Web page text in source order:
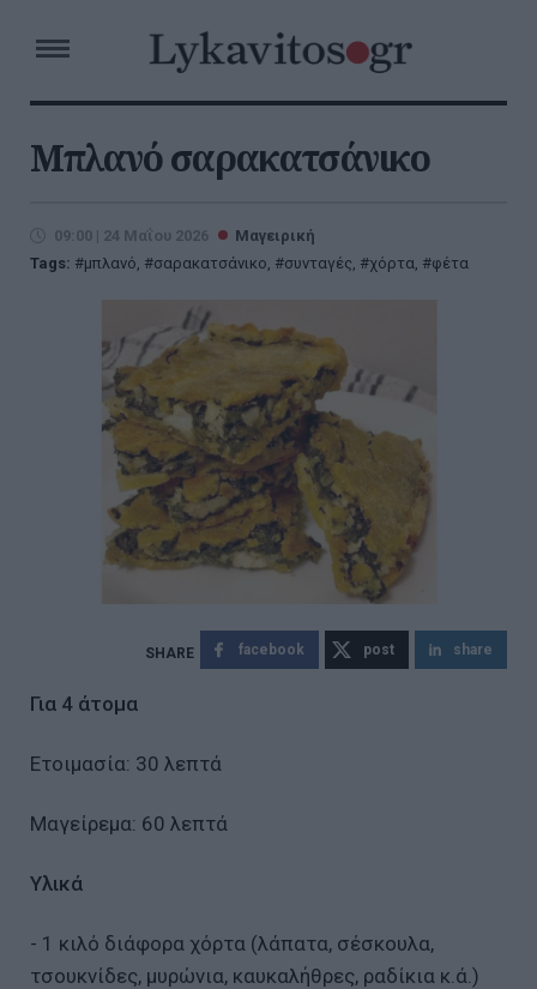
Μπλανό σαρακατσάνικο
09:00 | 24 Μαΐου 2026
Μαγειρική
Tags:
μπλανό, σαρακατσάνικο, συνταγές, χόρτα, φέτα
facebook post share
Για 4 άτομα
Ετοιμασία: 30 λεπτά
Μαγείρεμα: 60 λεπτά
Υλικά
- 1 κιλό διάφορα χόρτα (λάπατα, σέσκουλα,
τσουκνίδες, μυρώνια, καυκαλήθρες, ραδίκια κ.ά.)